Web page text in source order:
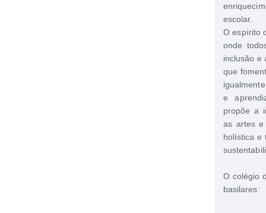
escolar.
O espírito
onde
inclusão e
que
e
propõe a
as artes e
holística e
O colégio
basilares: